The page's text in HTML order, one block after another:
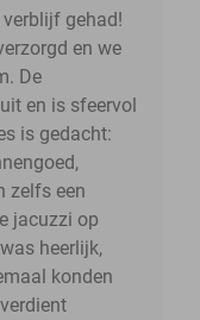
gehad!
en we
De
en is sfeervol
is gedacht:
zelfs een
jacuzzi op
heerlijk,
konden